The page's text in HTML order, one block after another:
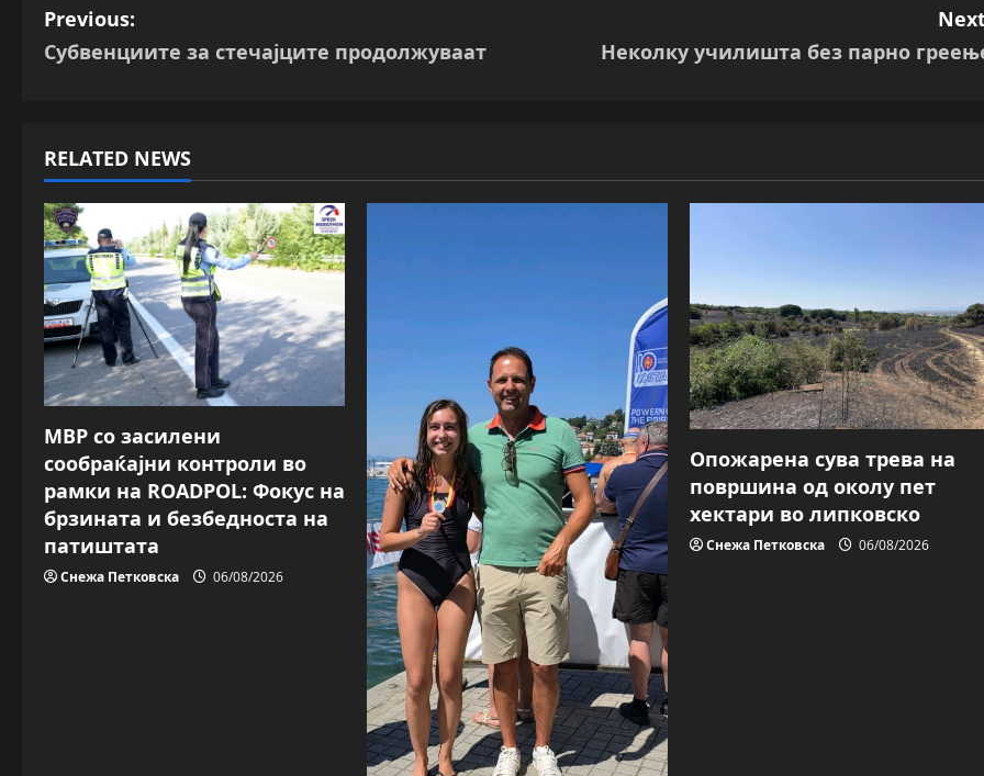
P
o
t
n
a
v
i
g
a
t
i
o
Previous:
Субвенциите за стечајците продолжуваат
Неколку училишта без парно
RELATED NEWS
МВР со засилени
сообраќајни контроли во
рамки на ROADPOL: Фокус на
брзината и безбедноста на
патиштата
Снежа Петковска 06/08/2026
Опожарена сува трева на
површина од околу пет
хектари во липковско
Снежа Петковска 06/08/2026